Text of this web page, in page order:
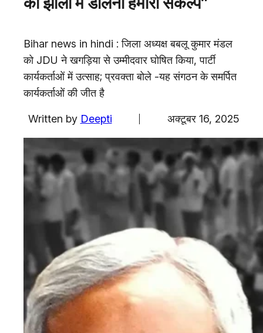
व्यापार
अंतरराष्ट्रीय
राशिफल
एजुकेशन
Facebook
Instagram
X
Bihar news in hindi : जिला अध्यक्ष बबलू कुमार मंडल
को JDU ने खगड़िया से उम्मीदवार घोषित किया, पार्टी
कार्यकर्ताओं में उत्साह; प्रवक्ता बोले -यह संगठन के समर्पित
कार्यकर्ताओं की जीत है
Written by Deepti अक्टूबर 16, 2025